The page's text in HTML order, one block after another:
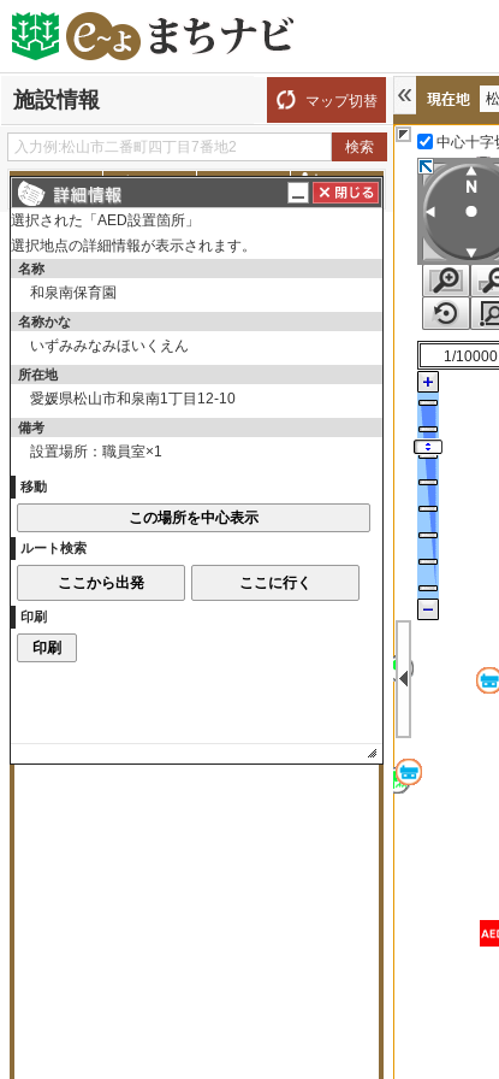
施設情報 マップ切替
探す ルート
表示切替
子育て支援施設
教育関連施設
社会福祉施設
史跡・文化財
医療関連施設
応急給水拠点
中心十字
1/10000
選択された「AED設置箇所」
選択地点の詳細情報が表示されます。
名称
和泉南保育園
名称かな
いずみみなみほいくえん
所在地
愛媛県松山市和泉南1丁目12-10
備考
設置場所：職員室×1
移動
ルート検索
印刷